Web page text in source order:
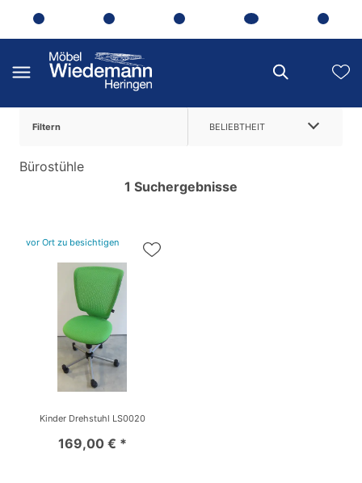
Filtern BELIEBTHEIT
Bürostühle
1 Suchergebnisse
vor Ort zu besichtigen
Kinder Drehstuhl LS0020
169,00 € *